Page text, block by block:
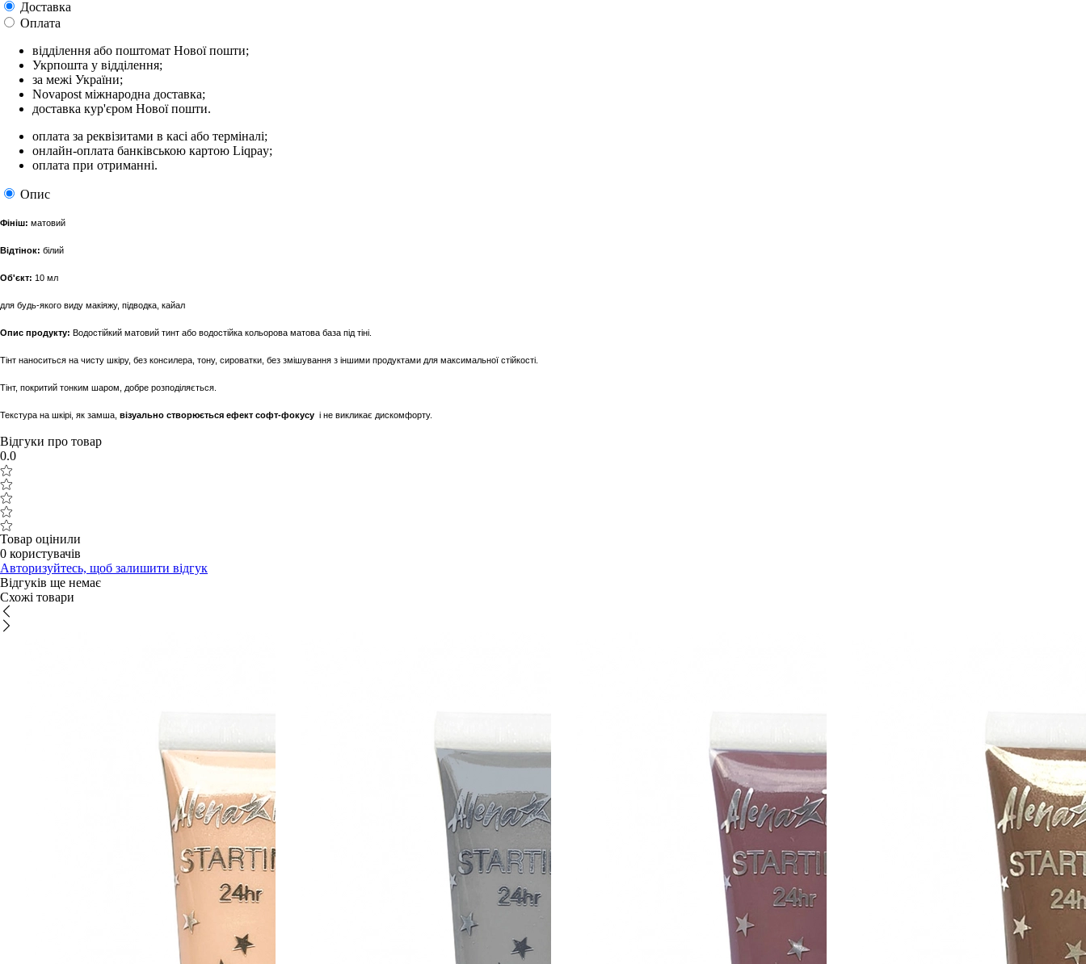
Доставка
Оплата
відділення або поштомат Нової пошти;
Укрпошта у відділення;
за межі України;
Novapost міжнародна доставка;
доставка кур'єром Нової пошти.
оплата за реквізитами в касі або терміналі;
онлайн-оплата банківською картою Liqpay;
оплата при отриманні.
Опис
Фініш: матовий
Відтінок: білий
Об'єкт: 10 мл
для будь-якого виду макіяжу, підводка, кайал
Опис продукту: Водостійкий матовий тинт або водостійка кольорова матова база під тіні.
Тінт наноситься на чисту шкіру, без консилера, тону, сироватки, без змішування з іншими продуктами для максимальної стійкості.
Тінт, покритий тонким шаром, добре розподіляється.
Текстура на шкірі, як замша, візуально створюється ефект софт-фокусу і не викликає дискомфорту.
Відгуки про товар
0.0
Товар оцінили
0 користувачів
Авторизуйтесь, щоб залишити відгук
Відгуків ще немає
Схожі товари